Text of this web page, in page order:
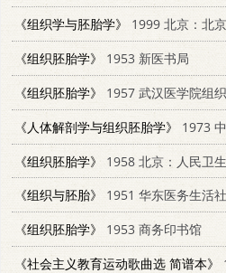
《组织学与胚胎学》
1999 北京：北京医科大学
《组织胚胎学》
1953 新医书局
《组织胚胎学》
1957 武汉医学院组
《人体解剖学与组织胚胎学》
1973
《组织胚胎学》
1958 北京：人民卫
《组织与胚胎》
1951 华东医务生活社
《组织胚胎学》
1953 商务印书馆
《社会主义教育运动歌曲选 简谱本》